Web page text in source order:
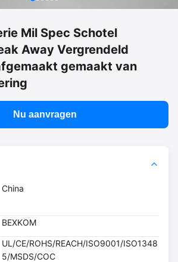
Mil Spec Schotel
Away Vergrendeld
gemaakt van
Nu aanvragen
China
BEXKOM
UL/CE/ROHS/REACH/ISO9001/ISO1348
5/MSDS/COC